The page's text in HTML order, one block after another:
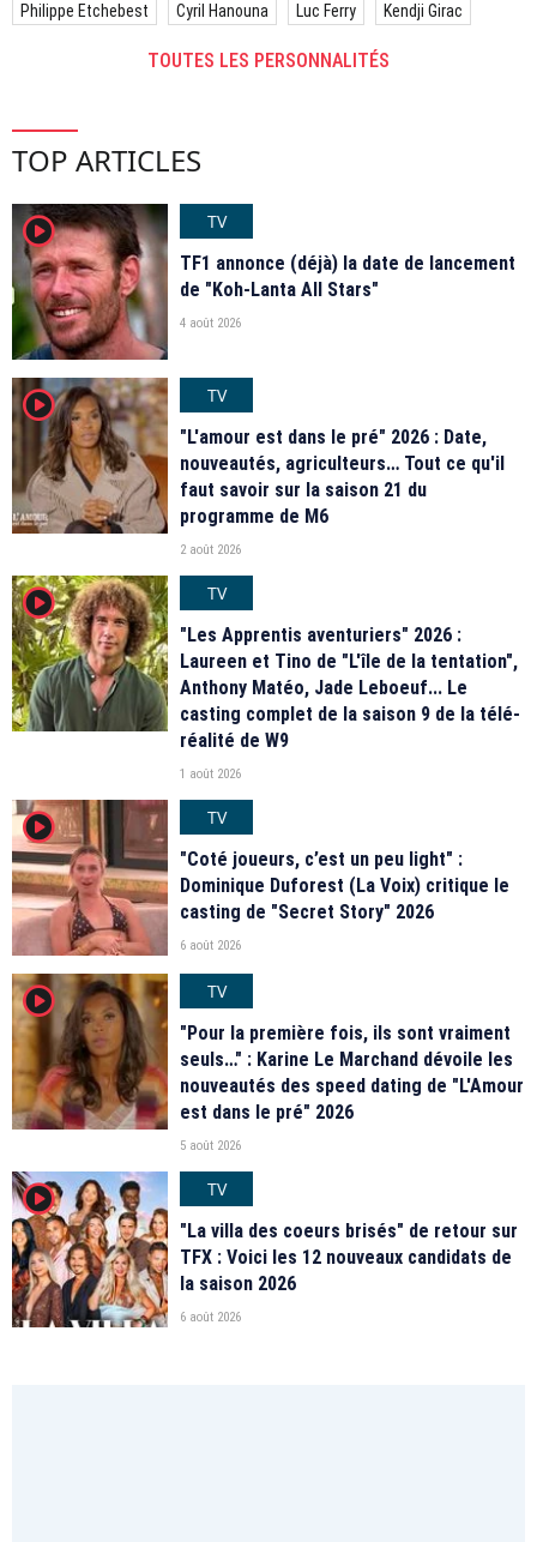
Philippe Etchebest Cyril Hanouna Luc Ferry Kendji Girac
TOUTES LES PERSONNALITÉS
TOP ARTICLES
player2
TV
TF1 annonce (déjà) la date de lancement
de "Koh-Lanta All Stars"
4 août 2026
player2
TV
"L'amour est dans le pré" 2026 : Date,
nouveautés, agriculteurs… Tout ce qu'il
faut savoir sur la saison 21 du
programme de M6
2 août 2026
player2
TV
"Les Apprentis aventuriers" 2026 :
Laureen et Tino de "L'île de la tentation",
Anthony Matéo, Jade Leboeuf... Le
casting complet de la saison 9 de la télé-
réalité de W9
1 août 2026
player2
TV
"Coté joueurs, c’est un peu light" :
Dominique Duforest (La Voix) critique le
casting de "Secret Story" 2026
6 août 2026
player2
TV
"Pour la première fois, ils sont vraiment
seuls…" : Karine Le Marchand dévoile les
nouveautés des speed dating de "L'Amour
est dans le pré" 2026
5 août 2026
player2
TV
"La villa des coeurs brisés" de retour sur
TFX : Voici les 12 nouveaux candidats de
la saison 2026
6 août 2026